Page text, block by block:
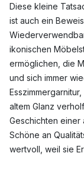
Diese kleine
ist auch ein
ikonischen
ermöglichen, die
und sich immer
altem Glanz
Geschichten einer
Schöne an
wertvoll, weil sie